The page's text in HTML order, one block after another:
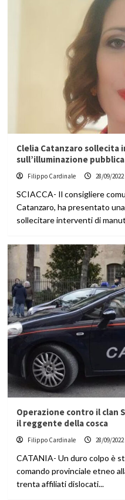
Clelia Catanzaro
sull’illuminazione
Filippo Cardinale 28/09/2022
SCIACCA- Il consigliere
Catanzaro, ha presentato
sollecitare interventi di
Operazione contro il clan
il reggente della cosca
Filippo Cardinale 28/09/2022
CATANIA- Un duro colpo è
comando provinciale etneo
trenta affiliati dislocati...